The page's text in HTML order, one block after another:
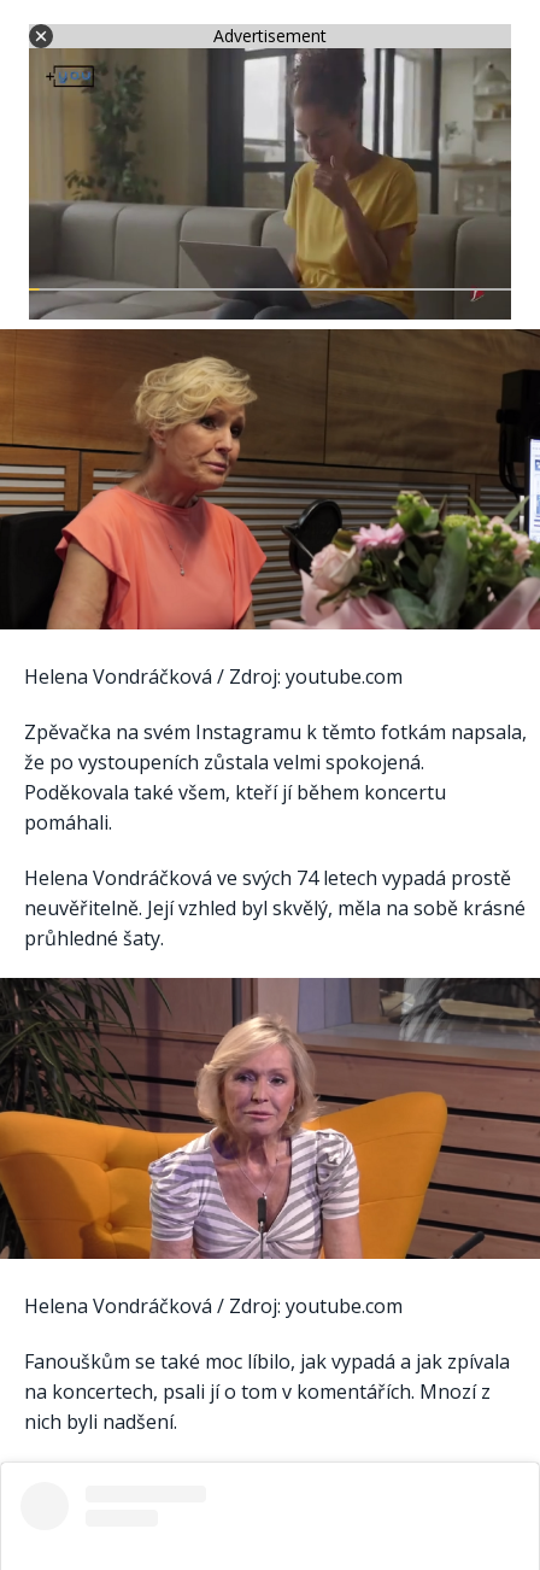
Advertisement
Helena Vondráčková / Zdroj: youtube.com
Zpěvačka na svém Instagramu k těmto fotkám napsala,
že po vystoupeních zůstala velmi spokojená.
Poděkovala také všem, kteří jí během koncertu
pomáhali.
Helena Vondráčková ve svých 74 letech vypadá prostě
neuvěřitelně. Její vzhled byl skvělý, měla na sobě krásné
průhledné šaty.
Helena Vondráčková / Zdroj: youtube.com
Fanouškům se také moc líbilo, jak vypadá a jak zpívala
na koncertech, psali jí o tom v komentářích. Mnozí z
nich byli nadšení.